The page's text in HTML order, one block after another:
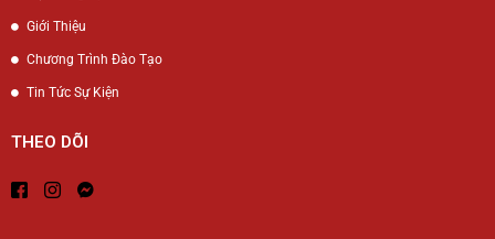
Giới Thiệu
Chương Trình Đào Tạo
Tin Tức Sự Kiện
THEO DÕI